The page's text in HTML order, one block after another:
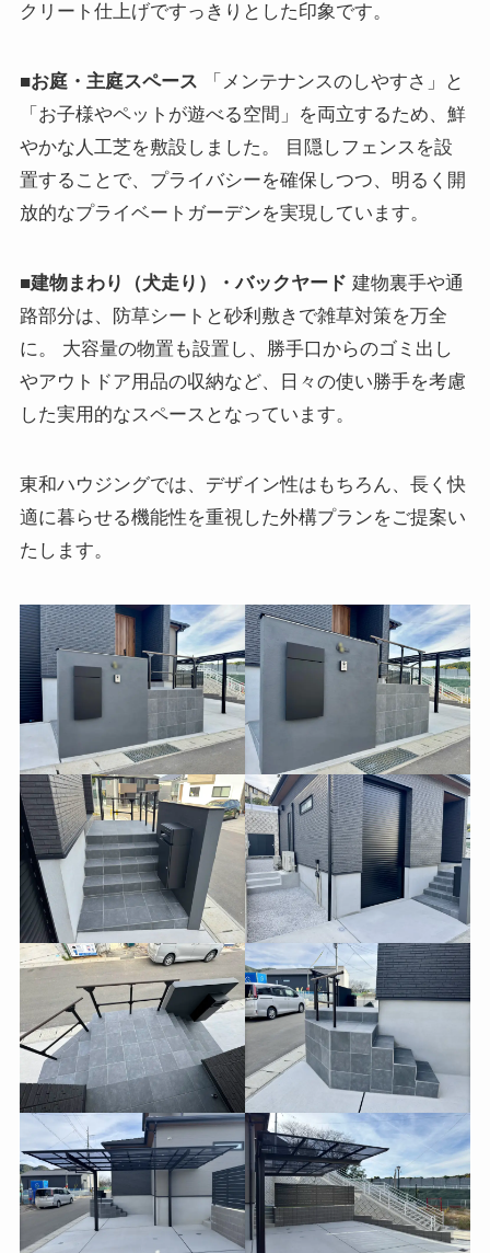
クリート仕上げですっきりとした印象です。
■お庭・主庭スペース 「メンテナンスのしやすさ」と
「お子様やペットが遊べる空間」を両立するため、鮮
やかな人工芝を敷設しました。 目隠しフェンスを設
置することで、プライバシーを確保しつつ、明るく開
放的なプライベートガーデンを実現しています。
■建物まわり（犬走り）・バックヤード 建物裏手や通
路部分は、防草シートと砂利敷きで雑草対策を万全
に。 大容量の物置も設置し、勝手口からのゴミ出し
やアウトドア用品の収納など、日々の使い勝手を考慮
した実用的なスペースとなっています。
東和ハウジングでは、デザイン性はもちろん、長く快
適に暮らせる機能性を重視した外構プランをご提案い
たします。